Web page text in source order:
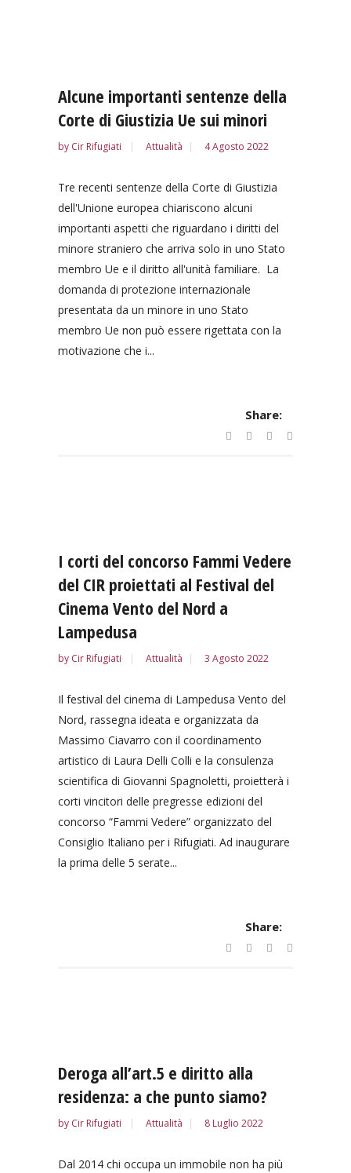
Alcune importanti sentenze della
Corte di Giustizia Ue sui minori
by Cir Rifugiati Attualità 4 Agosto 2022
Tre recenti sentenze della Corte di Giustizia
dell'Unione europea chiariscono alcuni
importanti aspetti che riguardano i diritti del
minore straniero che arriva solo in uno Stato
membro Ue e il diritto all'unità familiare. La
domanda di protezione internazionale
presentata da un minore in uno Stato
membro Ue non può essere rigettata con la
motivazione che i...
Share:
I corti del concorso Fammi Vedere
del CIR proiettati al Festival del
Cinema Vento del Nord a
Lampedusa
by Cir Rifugiati Attualità 3 Agosto 2022
Il festival del cinema di Lampedusa Vento del
Nord, rassegna ideata e organizzata da
Massimo Ciavarro con il coordinamento
artistico di Laura Delli Colli e la consulenza
scientifica di Giovanni Spagnoletti, proietterà i
corti vincitori delle pregresse edizioni del
concorso “Fammi Vedere” organizzato del
Consiglio Italiano per i Rifugiati. Ad inaugurare
la prima delle 5 serate...
Share:
Deroga all’art.5 e diritto alla
residenza: a che punto siamo?
by Cir Rifugiati Attualità 8 Luglio 2022
Dal 2014 chi occupa un immobile non ha più